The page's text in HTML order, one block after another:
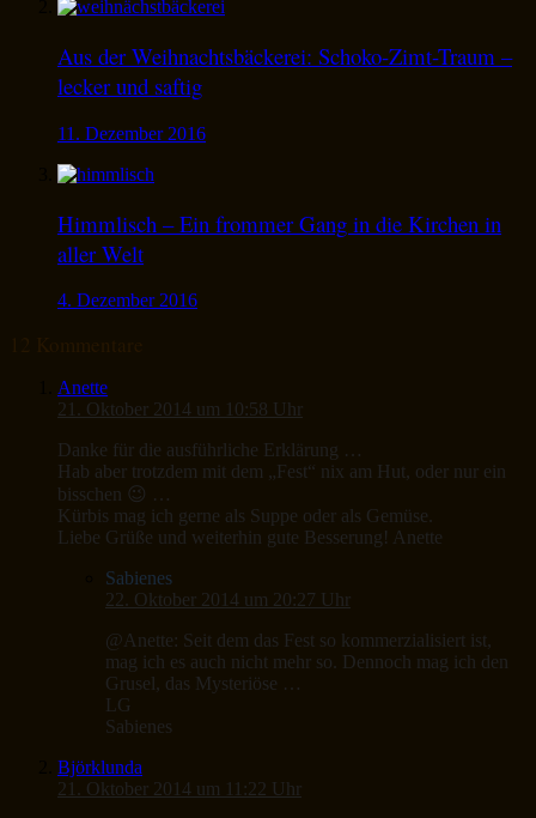
Aus der Weihnachtsbäckerei: Schoko-Zimt-Traum –
lecker und saftig
11. Dezember 2016
Himmlisch – Ein frommer Gang in die Kirchen in
aller Welt
4. Dezember 2016
Anette
21. Oktober 2014 um 10:58 Uhr
Danke für die ausführliche Erklärung …
Hab aber trotzdem mit dem „Fest“ nix am Hut, oder nur ein
bisschen 😉 …
Kürbis mag ich gerne als Suppe oder als Gemüse.
Liebe Grüße und weiterhin gute Besserung! Anette
Sabienes
22. Oktober 2014 um 20:27 Uhr
@Anette: Seit dem das Fest so kommerzialisiert ist,
mag ich es auch nicht mehr so. Dennoch mag ich den
Grusel, das Mysteriöse …
LG
Sabienes
Björklunda
21. Oktober 2014 um 11:22 Uhr